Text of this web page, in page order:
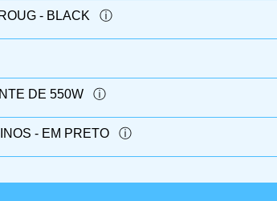
- BLACK
DE 550W
- EM PRETO